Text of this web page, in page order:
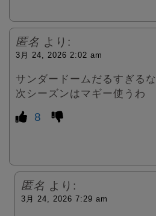
匿名 より:
3月 24, 2026 2:02 am
サンダードームだるすぎるな
次シーズンはマギー使うわ
8
匿名 より:
3月 24, 2026 7:29 am